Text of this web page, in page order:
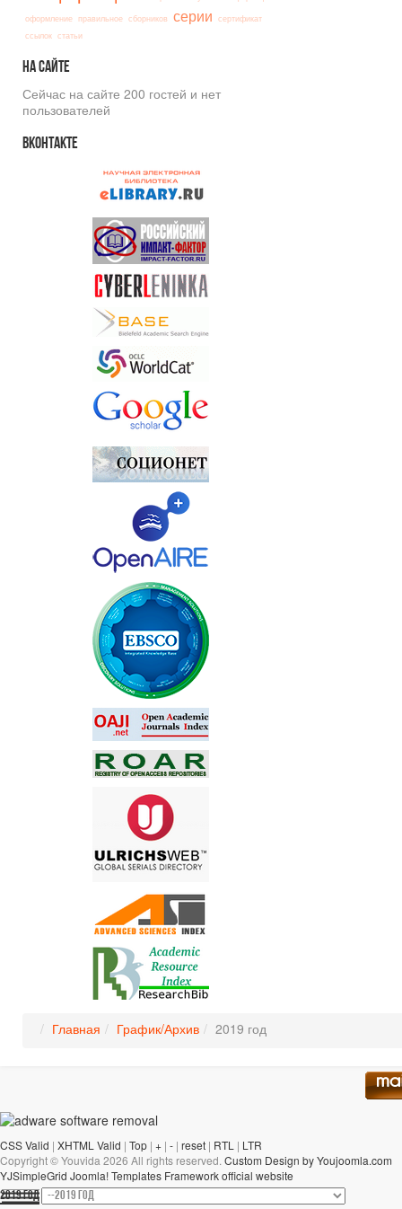
оформление правильное сборников серии сертификат
ссылок статьи
Насайте
Сейчас на сайте 200 гостей и нет
пользователей
Вконтакте
Главная График/Архив 2019 год
CSS Valid | XHTML Valid | Top | + | - | reset | RTL | LTR
Copyright ©Youvida 2026 All rights reserved. Custom Design by Youjoomla.com
YJSimpleGrid Joomla! Templates Framework official website
2019 ГОД